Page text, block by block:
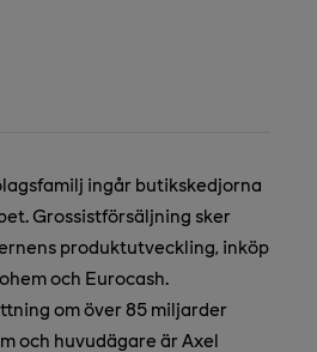
ingår butikskedjorna
Grossistförsäljning sker
produktutveckling, inköp
och Eurocash.
om över 85 miljarder
och huvudägare är Axel